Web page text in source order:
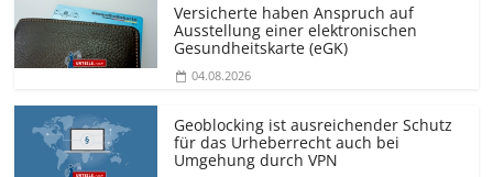
Versicherte haben Anspruch auf
Ausstellung einer elektronischen
Gesundheitskarte (eGK)
04.08.2026
Geoblocking ist ausreichender Schutz
für das Urheberrecht auch bei
Umgehung durch VPN